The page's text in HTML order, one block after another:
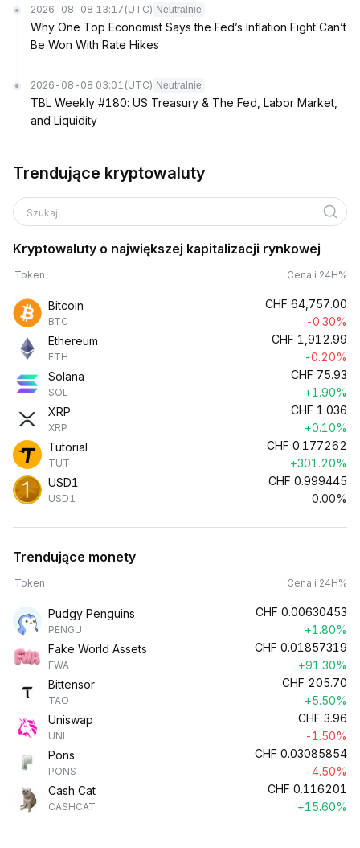
2026-08-08 13:17 (UTC) Neutralnie
Why One Top Economist Says the Fed’s Inflation Fight Can’t
Be Won With Rate Hikes
2026-08-08 03:01 (UTC) Neutralnie
TBL Weekly #180: US Treasury & The Fed, Labor Market,
and Liquidity
Trendujące kryptowaluty
Szukaj
Kryptowaluty o największej kapitalizacji rynkowej
Token Cena i 24H%
Bitcoin
BTC
CHF 64,757.00
-0.30%
Ethereum
ETH
CHF 1,912.99
-0.20%
Solana
SOL
CHF 75.93
+1.90%
XRP
XRP
CHF 1.036
+0.10%
Tutorial
TUT
CHF 0.177262
+301.20%
USD1
USD1
CHF 0.999445
0.00%
Trendujące monety
Token Cena i 24H%
Pudgy Penguins
PENGU
CHF 0.00630453
+1.80%
Fake World Assets
FWA
CHF 0.01857319
+91.30%
Bittensor
TAO
CHF 205.70
+5.50%
Uniswap
UNI
CHF 3.96
-1.50%
Pons
PONS
CHF 0.03085854
-4.50%
Cash Cat
CASHCAT
CHF 0.116201
+15.60%